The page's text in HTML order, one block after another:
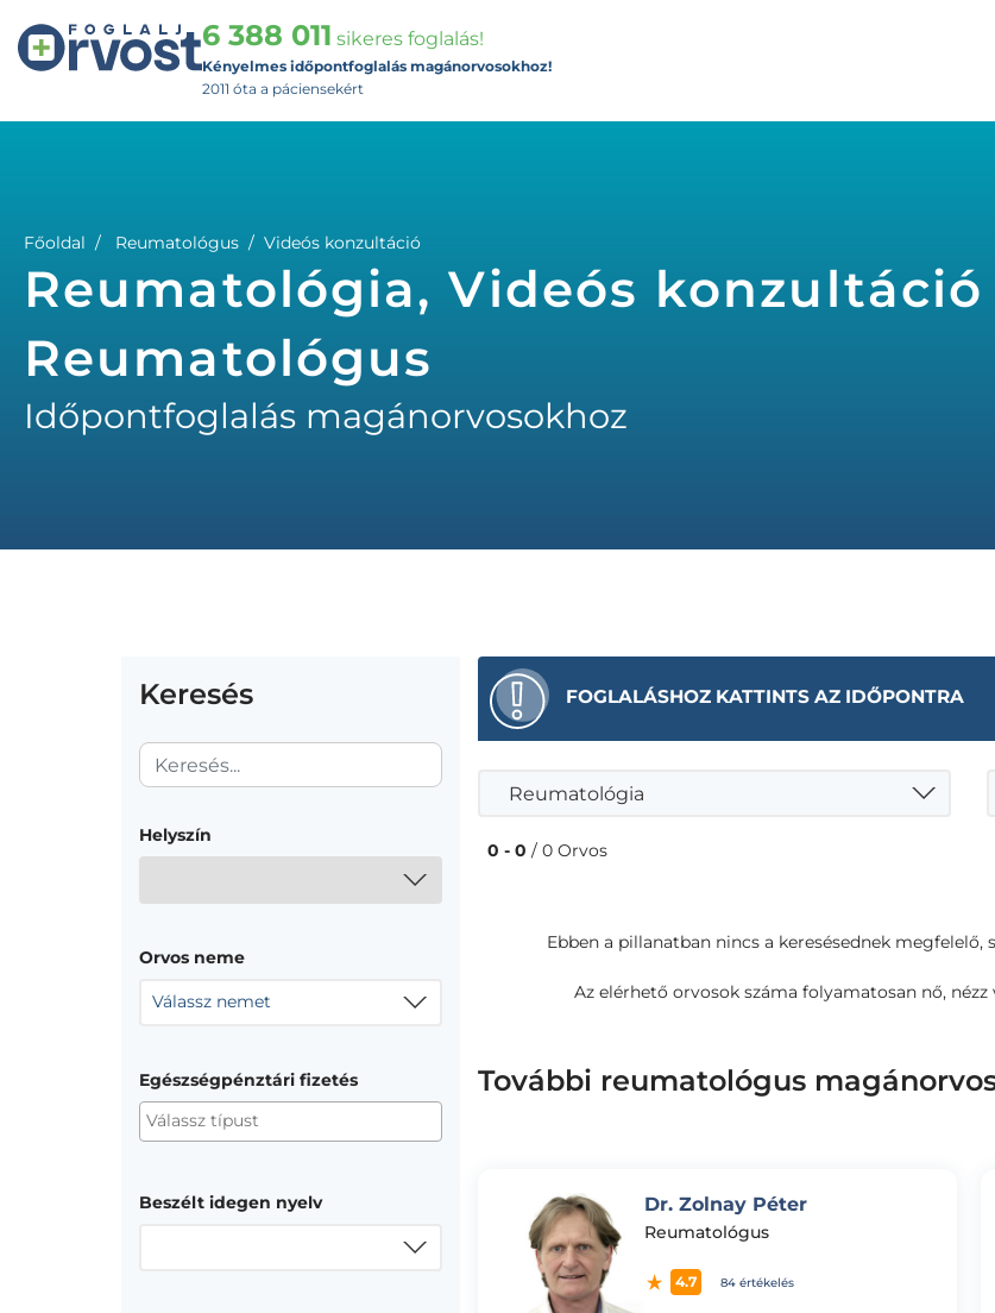
6 388 011 sikeres foglalás!
Kényelmes időpontfoglalás magánorvosokhoz!
2011 óta a páciensekért
Főoldal Reumatológus Videós konzultáció
Reumatológia, Videós konzultáció
Reumatológus
Időpontfoglalás magánorvosokhoz
Keresés
Helyszín
Orvos neme
Válassz nemet
Egészségpénztári fizetés
Beszélt idegen nyelv
FOGLALÁSHOZ KATTINTS AZ IDŐPONTRA
Reumatológia
0 - 0 / 0 Orvos
Ebben a pillanatban nincs a keresésednek
Az elérhető orvosok száma folyamatosan nő,
További reumatológus
Dr. Zolnay Péter
Reumatológus
4.7 84 értékelés